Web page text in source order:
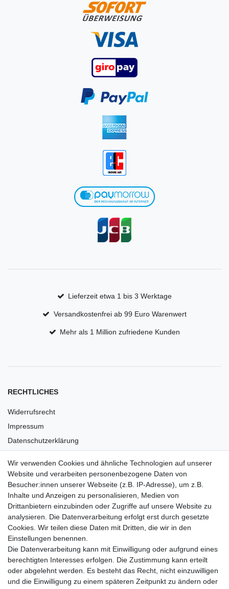
Lieferzeit etwa 1 bis 3 Werktage
Versandkostenfrei ab 99 Euro Warenwert
Mehr als 1 Million zufriedene Kunden
RECHTLICHES
Widerrufsrecht
Impressum
Datenschutzerklärung
Versandkosten
Barrierefreiheit
Anleitungen
Vertrag widerrufen
PARTNER
DHL
GLS
Wir verwenden Cookies und ähnliche Technologien auf unserer
Website und verarbeiten personenbezogene Daten von
Besucher:innen unserer Webseite (z.B. IP-Adresse), um z.B.
Inhalte und Anzeigen zu personalisieren, Medien von
Drittanbietern einzubinden oder Zugriffe auf unsere Website zu
analysieren. Die Datenverarbeitung erfolgt erst durch gesetzte
Cookies. Wir teilen diese Daten mit Dritten, die wir in den
Einstellungen benennen.
Die Datenverarbeitung kann mit Einwilligung oder aufgrund eines
berechtigten Interesses erfolgen. Die Zustimmung kann erteilt
oder abgelehnt werden. Es besteht das Recht, nicht einzuwilligen
und die Einwilligung zu einem späteren Zeitpunkt zu ändern oder